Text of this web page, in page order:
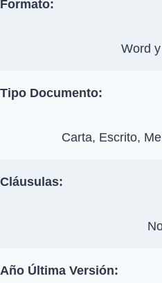
Formato:
Word
Tipo Documento:
Carta, Escrito,
Cláusulas:
Año Última Versión: